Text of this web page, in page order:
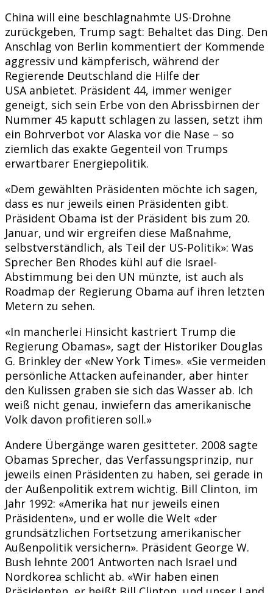
China will eine beschlagnahmte US-Drohne
zurückgeben, Trump sagt: Behaltet das Ding. Den
Anschlag von Berlin kommentiert der Kommende
aggressiv und kämpferisch, während der
Regierende Deutschland die Hilfe der
USA anbietet. Präsident 44, immer weniger
geneigt, sich sein Erbe von den Abrissbirnen der
Nummer 45 kaputt schlagen zu lassen, setzt ihm
ein Bohrverbot vor Alaska vor die Nase – so
ziemlich das exakte Gegenteil von Trumps
erwartbarer Energiepolitik.
«Dem gewählten Präsidenten möchte ich sagen,
dass es nur jeweils einen Präsidenten gibt.
Präsident Obama ist der Präsident bis zum 20.
Januar, und wir ergreifen diese Maßnahme,
selbstverständlich, als Teil der US-Politik»: Was
Sprecher Ben Rhodes kühl auf die Israel-
Abstimmung bei den UN münzte, ist auch als
Roadmap der Regierung Obama auf ihren letzten
Metern zu sehen.
«In mancherlei Hinsicht kastriert Trump die
Regierung Obamas», sagt der Historiker Douglas
G. Brinkley der «New York Times». «Sie vermeiden
persönliche Attacken aufeinander, aber hinter
den Kulissen graben sie sich das Wasser ab. Ich
weiß nicht genau, inwiefern das amerikanische
Volk davon profitieren soll.»
Andere Übergänge waren gesitteter. 2008 sagte
Obamas Sprecher, das Verfassungsprinzip, nur
jeweils einen Präsidenten zu haben, sei gerade in
der Außenpolitik extrem wichtig. Bill Clinton, im
Jahr 1992: «Amerika hat nur jeweils einen
Präsidenten», und er wolle die Welt «der
grundsätzlichen Fortsetzung amerikanischer
Außenpolitik versichern». Präsident George W.
Bush lehnte 2001 Antworten nach Israel und
Nordkorea schlicht ab. «Wir haben einen